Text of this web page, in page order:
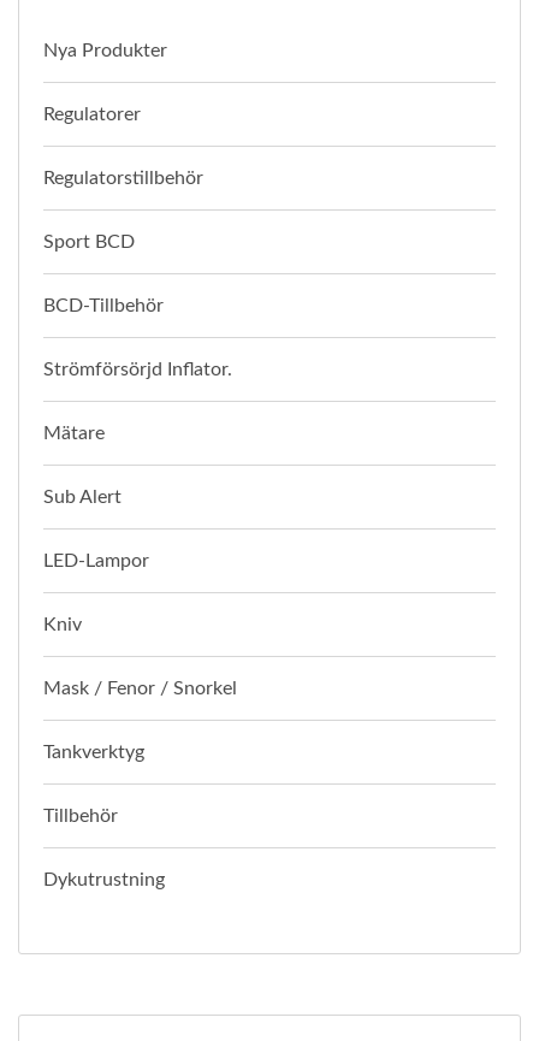
Nya Produkter
Regulatorer
Regulatorstillbehör
Sport BCD
BCD-Tillbehör
Strömförsörjd Inflator.
Mätare
Sub Alert
LED-Lampor
Kniv
Mask / Fenor / Snorkel
Tankverktyg
Tillbehör
Dykutrustning